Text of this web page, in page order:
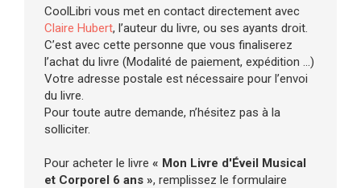
CoolLibri vous met en contact directement avec
Claire Hubert, l’auteur du livre, ou ses ayants droit.
C’est avec cette personne que vous finaliserez
l’achat du livre (Modalité de paiement, expédition ...)
Votre adresse postale est nécessaire pour l’envoi
du livre.
Pour toute autre demande, n’hésitez pas à la
solliciter.
Pour acheter le livre « Mon Livre d'Éveil Musical
et Corporel 6 ans », remplissez le formulaire